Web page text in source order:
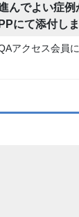
んでよい症
にて添付しま
アクセス会員